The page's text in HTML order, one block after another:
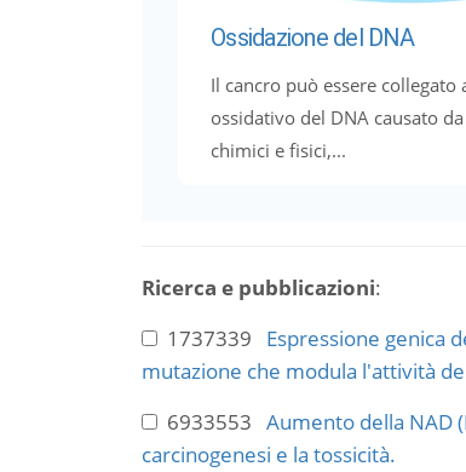
Ossidazione del DNA
Il cancro può essere collegato
ossidativo del DNA causato
chimici e fisici,...
Ricerca e pubblicazioni:
1737339 Espressione genica
mutazione che modula l'attività
6933553 Aumento della NAD
carcinogenesi e la tossicità.